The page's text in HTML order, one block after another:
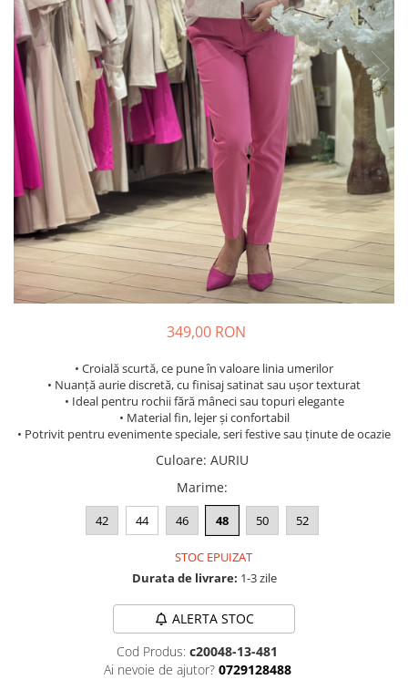
Costume de baie
349,00 RON
• Croială scurtă, ce pune în valoare linia umerilor
• Nuanță aurie discretă, cu finisaj satinat sau ușor texturat
• Ideal pentru rochii fără mâneci sau topuri elegante
• Material fin, lejer și confortabil
• Potrivit pentru evenimente speciale, seri festive sau ținute de ocazie
Culoare: AURIU
Marime:
42 44 46 48 50 52
STOC EPUIZAT
Durata de livrare: 1-3 zile
ALERTA STOC
Cod Produs: c20048-13-481
Ai nevoie de ajutor? 0729128488